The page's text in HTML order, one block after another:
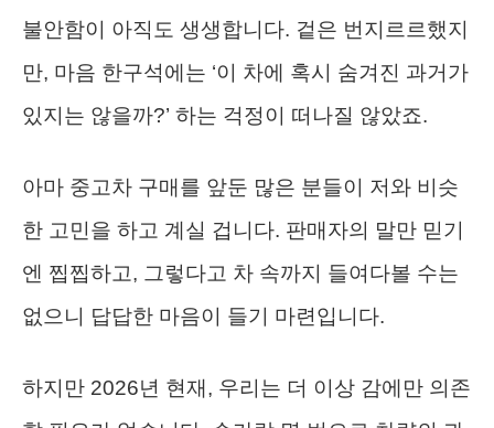
불안함이 아직도 생생합니다. 겉은 번지르르했지
만, 마음 한구석에는 ‘이 차에 혹시 숨겨진 과거가
있지는 않을까?’ 하는 걱정이 떠나질 않았죠.
아마 중고차 구매를 앞둔 많은 분들이 저와 비슷
한 고민을 하고 계실 겁니다. 판매자의 말만 믿기
엔 찝찝하고, 그렇다고 차 속까지 들여다볼 수는
없으니 답답한 마음이 들기 마련입니다.
하지만 2026년 현재, 우리는 더 이상 감에만 의존